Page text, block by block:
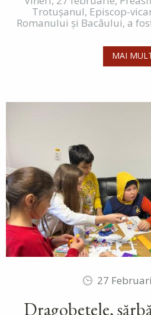
Trotușanul, Episcop-
Romanului și Bacăului, a
MAI
27
Dragobetele,